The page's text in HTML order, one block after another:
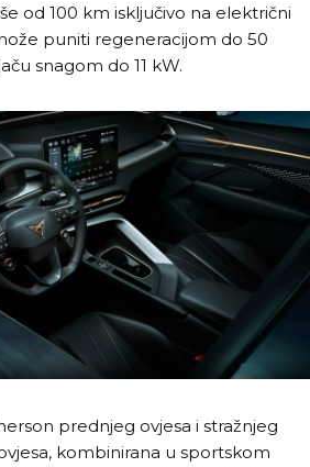
od 100 km isključivo na električni
puniti regeneracijom do 50
snagom do 11 kW.
prednjeg ovjesa i stražnjeg
kombinirana u sportskom